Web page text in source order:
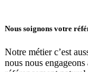
Nous soignons votre
Notre métier c’est
nous nous